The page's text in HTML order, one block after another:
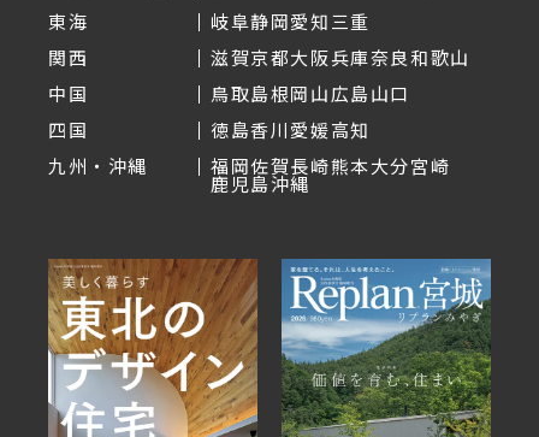
東海
岐阜静岡愛知三重
関西
滋賀京都大阪兵庫奈良和歌山
中国
鳥取島根岡山広島山口
四国
徳島香川愛媛高知
九州・沖縄
福岡佐賀長崎熊本大分宮崎
鹿児島沖縄